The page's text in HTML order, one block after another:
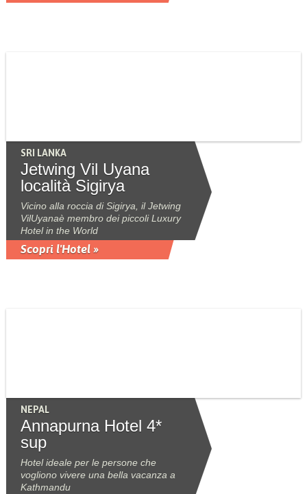
SRI LANKA
Jetwing Vil Uyana
località Sigirya
Vicino alla roccia di Sigirya, il Jetwing
VilUyanaè membro dei piccoli Luxury
Hotel in the World
Scopri l'Hotel »
NEPAL
Annapurna Hotel 4*
sup
Hotel ideale per le persone che
vogliono vivere una bella vacanza a
Kathmandu